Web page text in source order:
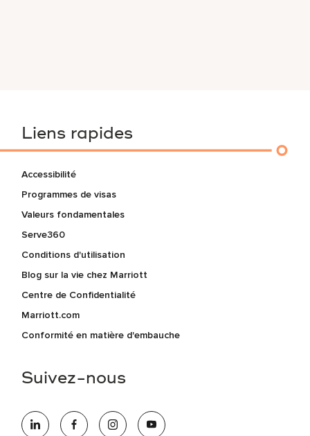
Liens rapides
Accessibilité
Programmes de visas
Valeurs fondamentales
Serve360
Conditions d'utilisation
Blog sur la vie chez Marriott
Centre de Confidentialité
Marriott.com
Conformité en matière d'embauche
Suivez-nous